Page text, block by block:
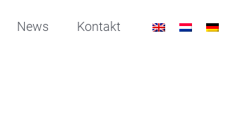
News Kontakt